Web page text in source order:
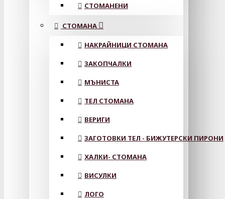
СТОМАНЕНИ
СТОМАНА
НАКРАЙНИЦИ СТОМАНА
ЗАКОПЧАЛКИ
МЪНИСТА
ТЕЛ СТОМАНА
ВЕРИГИ
ЗАГОТОВКИ ТЕЛ - БИЖУТЕРСКИ ПИРОНИ
ХАЛКИ- СТОМАНА
ВИСУЛКИ
ЛОГО